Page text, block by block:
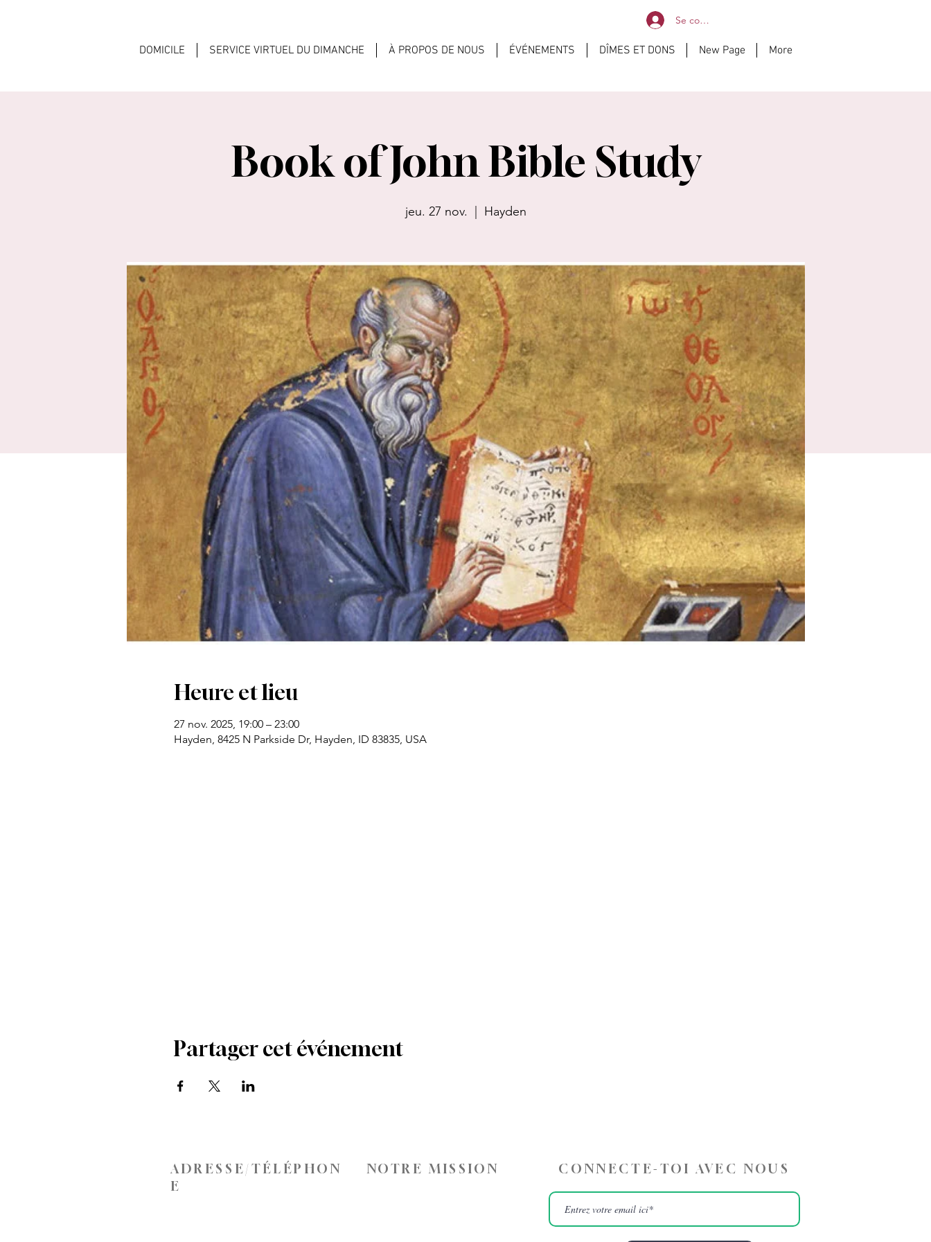
Se connecter
DOMICILE SERVICE VIRTUEL DU DIMANCHE À PROPOS DE NOUS ÉVÉNEMENTS DÎMES ET DONS New Page More
Book of John Bible Study
jeu. 27 nov. Hayden
Heure et lieu
27 nov. 2025, 19:00 – 23:00
Hayden, 8425 N Parkside Dr, Hayden, ID 83835, USA
Partager cet événement
ADRESSE/TÉLÉPHON
E
NOTRE MISSION CONNECTE-TOI AVEC NOUS